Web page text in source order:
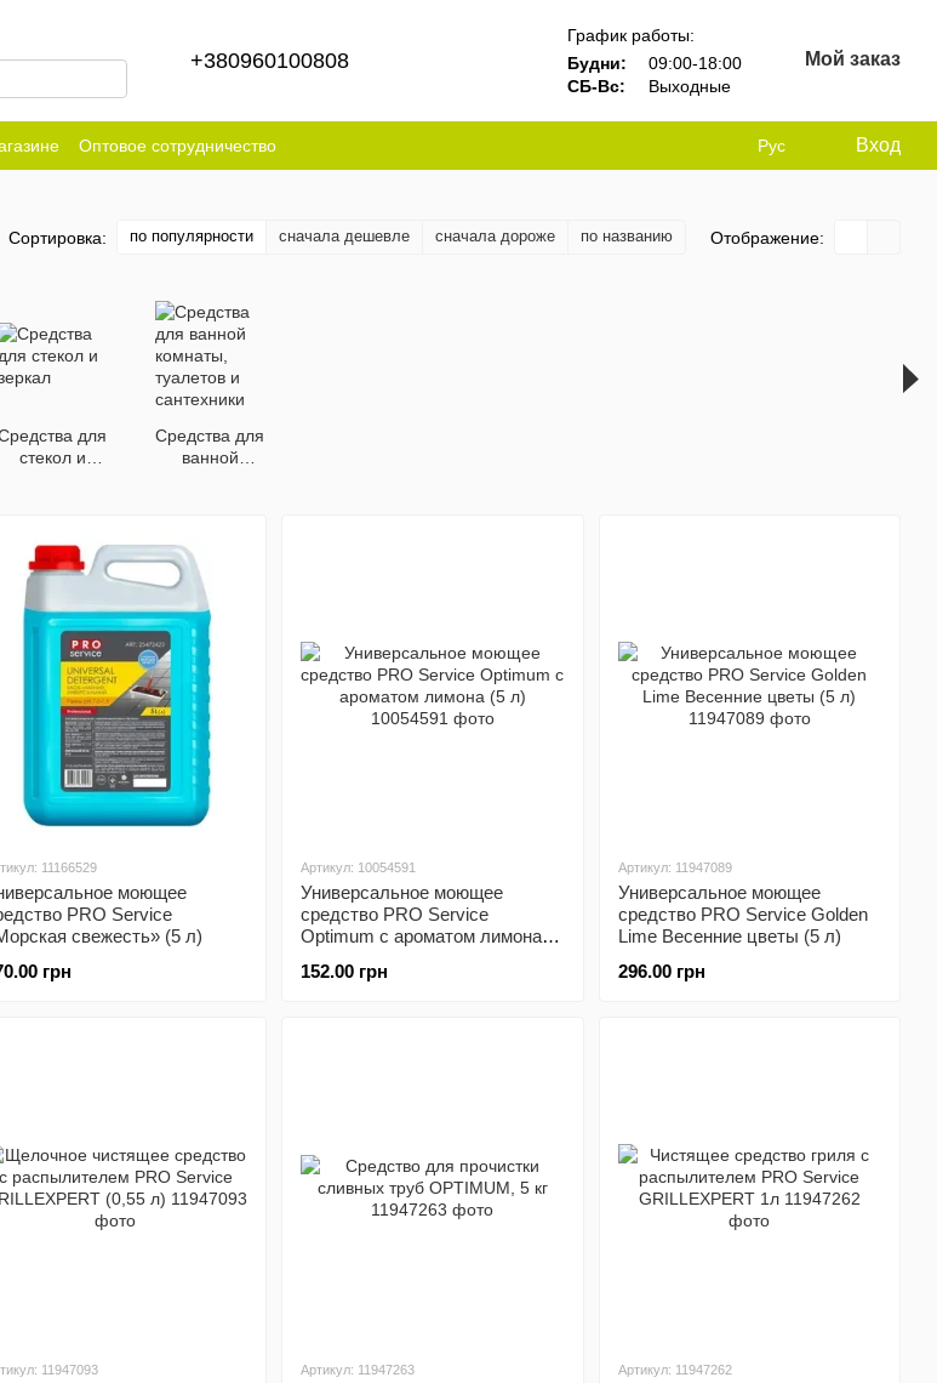
+380960100808
График работы:
Будни:
09:00-18:00
СБ-Вс:
Выходные
Мой заказ
Оптовое сотрудничество Рус Вход
Сортировка: по популярности сначала дешевле сначала дороже по названию Отображение:
для
стекол и
Средства для
ванной
11166529
моющее
PRO Service
свежесть» (5 л)
грн
Артикул: 10054591
Универсальное моющее
средство PRO Service
Optimum с ароматом лимона (5
152.00 грн
Артикул: 11947089
Универсальное моющее
средство PRO Service Golden
Lime Весенние цветы (5 л)
296.00 грн
11947093 Артикул: 11947263 Артикул: 11947262